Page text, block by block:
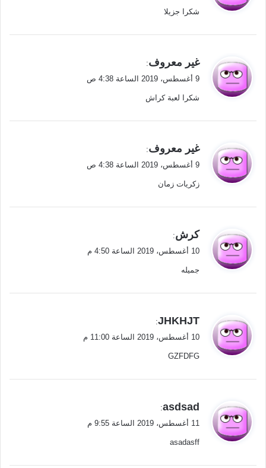
ل
شكرا جزيلا
ي
ل
غير معروف:
9 أغسطس، 2019 الساعة 4:38 ص
شكرا لعبة كراش
ي
ل
غير معروف:
9 أغسطس، 2019 الساعة 4:38 ص
زكريات زمان
ي
ل
كرش:
10 أغسطس، 2019 الساعة 4:50 م
جميله
ي
ل
JHKHJT
:
10 أغسطس، 2019 الساعة 11:00 م
GZFDFG
ي
ل
asdsad
:
11 أغسطس، 2019 الساعة 9:55 م
asadasff